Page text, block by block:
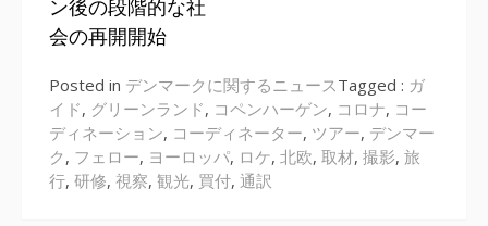
ン後の段階的な社
会の再開開始
Posted in デンマークに関するニュースTagged : ガ
イド, グリーンランド, コペンハーゲン, コロナ, コー
ディネーション, コーディネーター, ツアー, デンマー
ク , フェロー, ヨーロッパ, ロケ, 北欧, 取材, 撮影, 旅
行, 研修, 視察, 観光, 買付, 通訳